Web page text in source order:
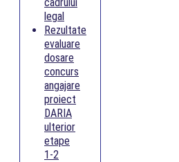
legal
Rezultate
evaluare
dosare
concurs
angajare
proiect
DARIA
ulterior
etape
1-2